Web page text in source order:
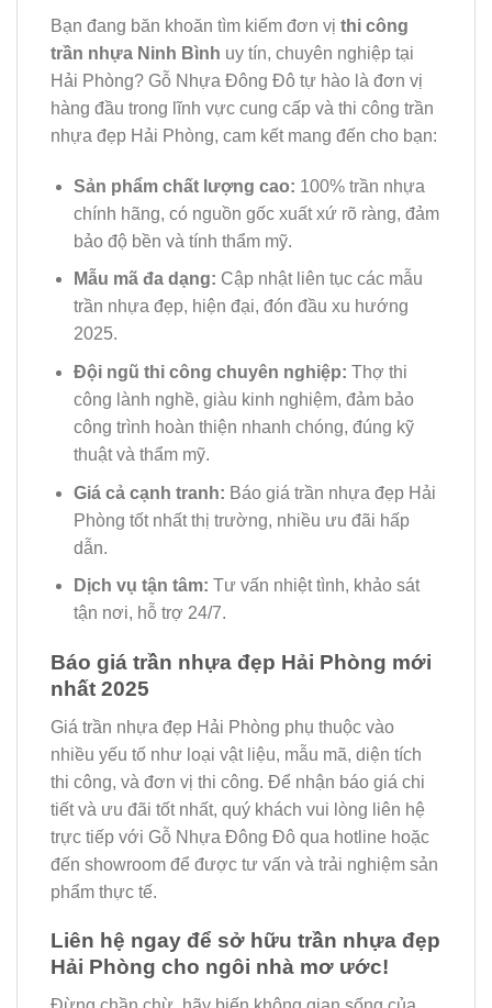
Bạn đang băn khoăn tìm kiếm đơn vị thi công
trần nhựa Ninh Bình uy tín, chuyên nghiệp tại
Hải Phòng? Gỗ Nhựa Đông Đô tự hào là đơn vị
hàng đầu trong lĩnh vực cung cấp và thi công trần
nhựa đẹp Hải Phòng, cam kết mang đến cho bạn:
Sản phẩm chất lượng cao: 100% trần nhựa
chính hãng, có nguồn gốc xuất xứ rõ ràng, đảm
bảo độ bền và tính thẩm mỹ.
Mẫu mã đa dạng: Cập nhật liên tục các mẫu
trần nhựa đẹp, hiện đại, đón đầu xu hướng
2025.
Đội ngũ thi công chuyên nghiệp: Thợ thi
công lành nghề, giàu kinh nghiệm, đảm bảo
công trình hoàn thiện nhanh chóng, đúng kỹ
thuật và thẩm mỹ.
Giá cả cạnh tranh: Báo giá trần nhựa đẹp Hải
Phòng tốt nhất thị trường, nhiều ưu đãi hấp
dẫn.
Dịch vụ tận tâm: Tư vấn nhiệt tình, khảo sát
tận nơi, hỗ trợ 24/7.
Báo giá trần nhựa đẹp Hải Phòng mới
nhất 2025
Giá trần nhựa đẹp Hải Phòng phụ thuộc vào
nhiều yếu tố như loại vật liệu, mẫu mã, diện tích
thi công, và đơn vị thi công. Để nhận báo giá chi
tiết và ưu đãi tốt nhất, quý khách vui lòng liên hệ
trực tiếp với Gỗ Nhựa Đông Đô qua hotline hoặc
đến showroom để được tư vấn và trải nghiệm sản
phẩm thực tế.
Liên hệ ngay để sở hữu trần nhựa đẹp
Hải Phòng cho ngôi nhà mơ ước!